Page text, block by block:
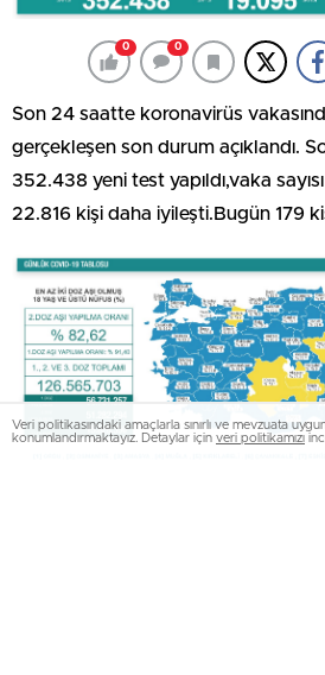
0 0
Son 24 saatte koronavirüs
gerçekleşen son durum açıklandı.
352.438 yeni test yapıldı,vaka
22.816 kişi daha iyileşti.Bugün 179
Veri politikasındaki amaçlarla sınırlı ve mevzuata
konumlandırmaktayız. Detaylar için veri politikamızı